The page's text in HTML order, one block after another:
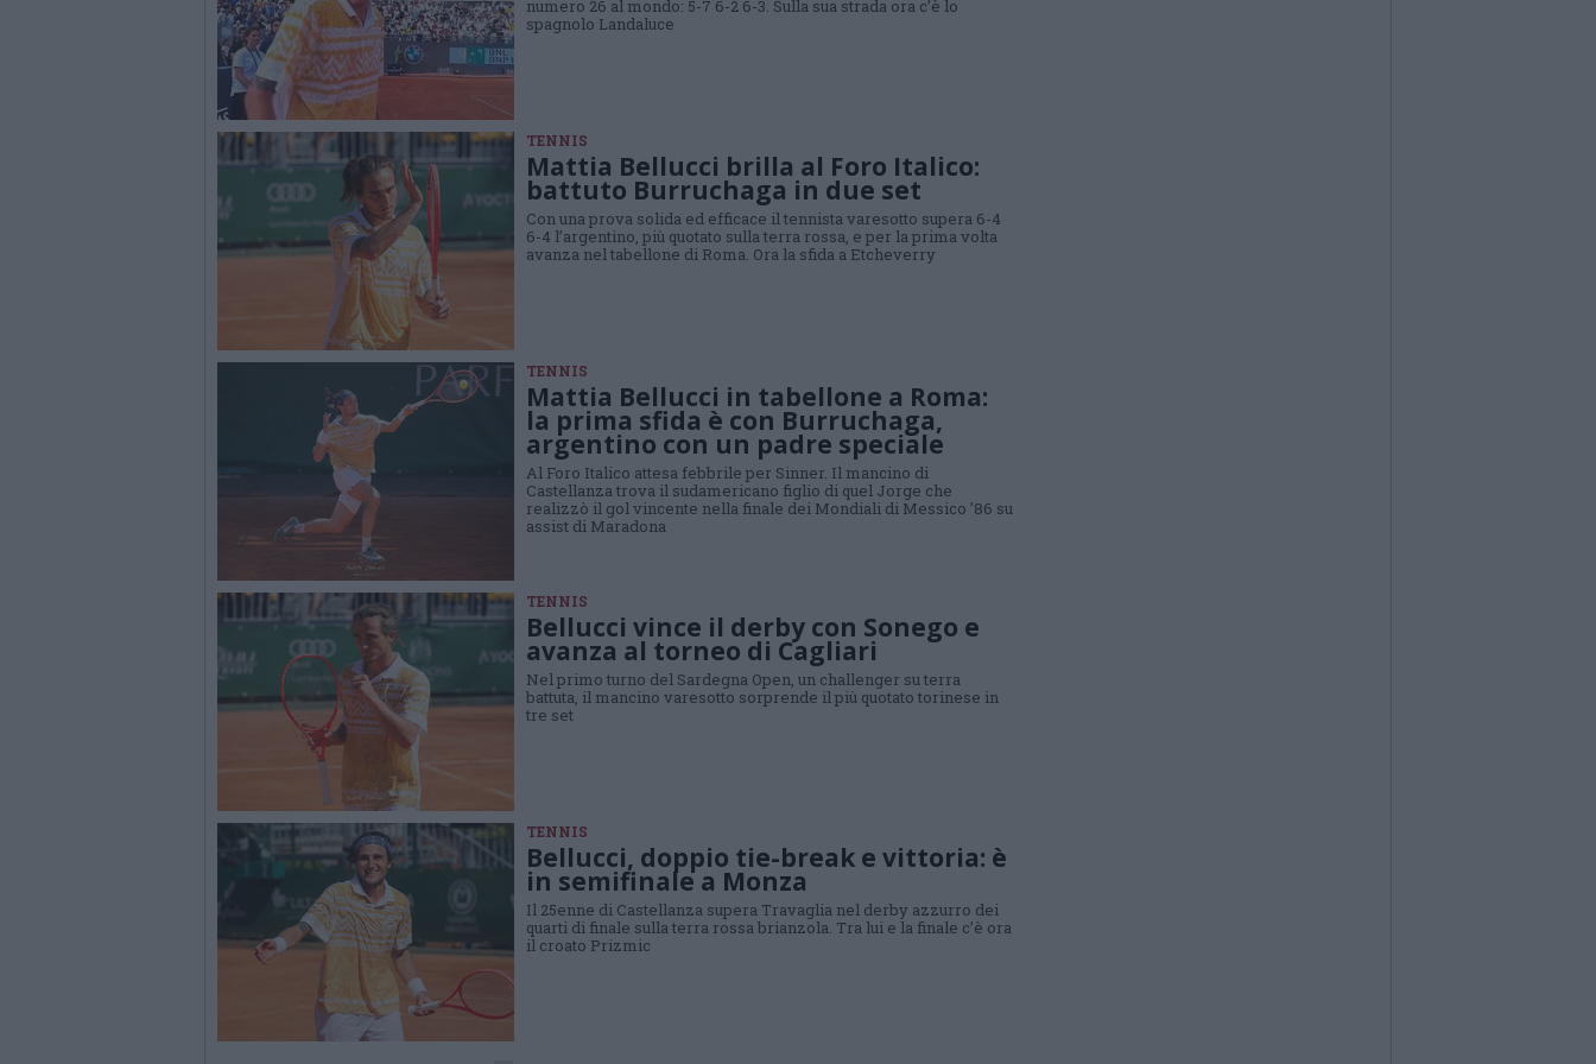
numero 26 al mondo: 5-7 6-2 6-3. Sulla sua strada ora c’è lo
spagnolo Landaluce
TENNIS
Mattia Bellucci brilla al Foro Italico:
battuto Burruchaga in due set
Con una prova solida ed efficace il tennista varesotto supera 6-4
6-4 l’argentino, più quotato sulla terra rossa, e per la prima volta
avanza nel tabellone di Roma. Ora la sfida a Etcheverry
TENNIS
Mattia Bellucci in tabellone a Roma:
la prima sfida è con Burruchaga,
argentino con un padre speciale
Al Foro Italico attesa febbrile per Sinner. Il mancino di
Castellanza trova il sudamericano figlio di quel Jorge che
realizzò il gol vincente nella finale dei Mondiali di Messico ’86 su
assist di Maradona
TENNIS
Bellucci vince il derby con Sonego e
avanza al torneo di Cagliari
Nel primo turno del Sardegna Open, un challenger su terra
battuta, il mancino varesotto sorprende il più quotato torinese in
tre set
TENNIS
Bellucci, doppio tie-break e vittoria: è
in semifinale a Monza
Il 25enne di Castellanza supera Travaglia nel derby azzurro dei
quarti di finale sulla terra rossa brianzola. Tra lui e la finale c’è ora
il croato Prizmic